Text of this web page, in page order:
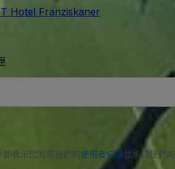
Hotel Franziskaner
即表示您同意我們的使用者協議並承認我們的